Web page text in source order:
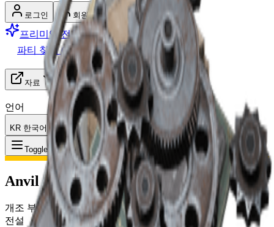
로그인 회원가입
프리미엄 전환
파티 찾기 (LFG)
자료
언어
KR 한국어
Toggle Menu 아이템 Anvil Splitter
Anvil Splitter
개조 부품
전설